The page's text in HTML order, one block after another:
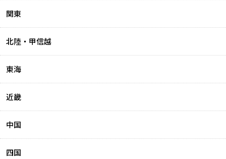
関東
北陸・甲信越
東海
近畿
中国
四国